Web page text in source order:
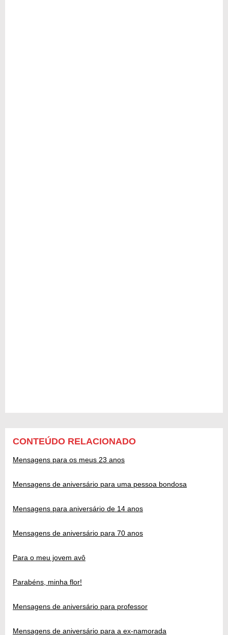
CONTEÚDO RELACIONADO
Mensagens para os meus 23 anos
Mensagens de aniversário para uma pessoa bondosa
Mensagens para aniversário de 14 anos
Mensagens de aniversário para 70 anos
Para o meu jovem avô
Parabéns, minha flor!
Mensagens de aniversário para professor
Mensagens de aniversário para a ex-namorada